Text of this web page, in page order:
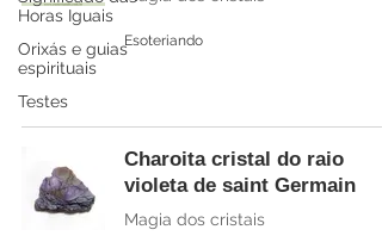
Horas Iguais
Orixás e guias
espirituais
Testes
Esoteriando
Charoita cristal do raio
violeta de saint Germain
Magia dos cristais